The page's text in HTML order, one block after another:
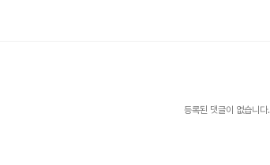
등록된 댓글이 없습니다.